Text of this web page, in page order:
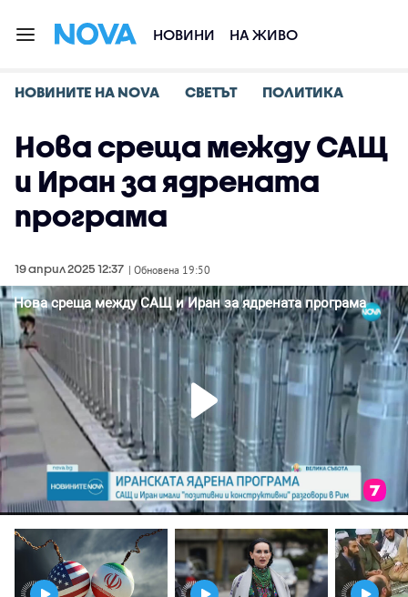
НОВИНИ НА ЖИВО
НОВИНИТЕ НА NOVA СВЕТЪТ ПОЛИТИКА
Нова среща между САЩ
и Иран за ядрената
програма
19 април 2025 12:37 | Обновена 19:50